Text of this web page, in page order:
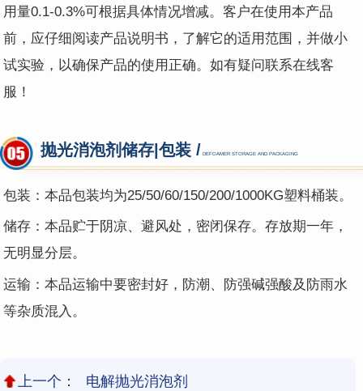
用量0.1-0.3%可根据具体情况增减。客户在使用本产品
前，应仔细阅读产品说明书，了解它的适用范围，并做小
试实验，以确保产品的使用正确。如有疑问联系在线客
服！
抛光消泡剂储存|包装 / DEFOAMER STORAGE AND PACKAGING
包装：本品包装均为25/50/60/150/200/1000KG塑料桶装。
储存：本品贮于阴凉、避风处，密闭保存。存放期一年，
无明显分层。
运输：本品运输中要密封好，防潮、防强碱强酸及防雨水
等杂质混入。
上一个： 电解抛光消泡剂